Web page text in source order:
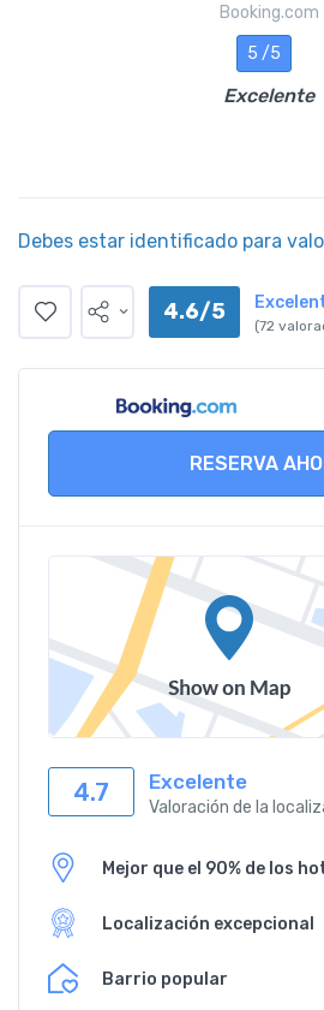
Booking.com
5 /5
Excelente
Debes estar identificado para
4.6/5
(72
RESERVA
4.7 Excelente
Valoración de la
Mejor que el 90% de los
Localización excepcional
Barrio popular